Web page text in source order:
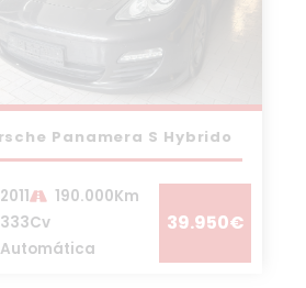
Panamera S Hybrido
2011
190.000Km
333Cv
Automática
39.950€